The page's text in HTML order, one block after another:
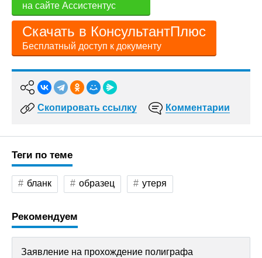
на сайте Ассистентус
Скачать в КонсультантПлюс
Бесплатный доступ к документу
Скопировать ссылку Комментарии
Теги по теме
бланк образец утеря
Рекомендуем
Заявление на прохождение полиграфа